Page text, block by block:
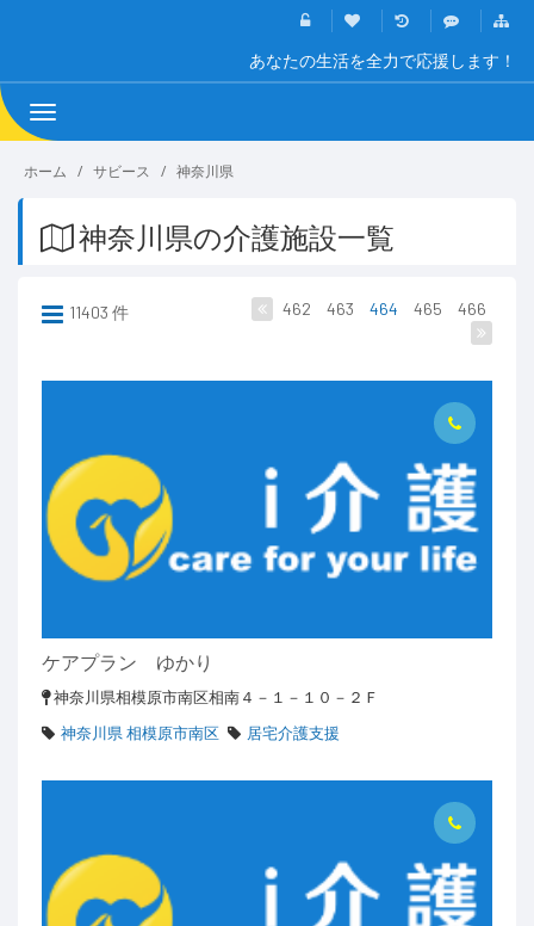
あなたの生活を全力で応援します！
Toggle
navigation
ホーム サビース 神奈川県
神奈川県の介護施設一覧
11403 件 462 463 464 465 466
ケアプラン ゆかり
神奈川県相模原市南区相南４－１－１０－２Ｆ
神奈川県 相模原市南区
居宅介護支援